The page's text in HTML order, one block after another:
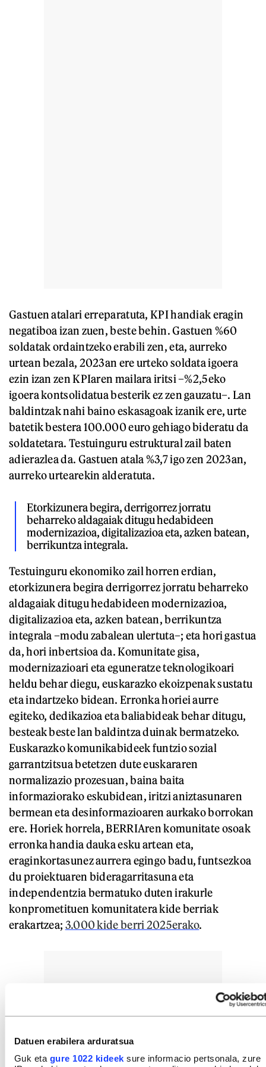
Datuen erabilera arduratsua
Guk eta gure 1022 kideek sure informacio pertsonala, zure
Gastuen atalari erreparatuta, KPI handiak eragin
negatiboa izan zuen, beste behin. Gastuen %60
soldatak ordaintzeko erabili zen, eta, aurreko
urtean bezala, 2023an ere urteko soldata igoera
ezin izan zen KPIaren mailara iritsi –%2,5eko
igoera kontsolidatua besterik ez zen gauzatu–. Lan
baldintzak nahi baino eskasagoak izanik ere, urte
batetik bestera 100.000 euro gehiago bideratu da
soldatetara. Testuinguru estruktural zail baten
adierazlea da. Gastuen atala %3,7 igo zen 2023an,
aurreko urtearekin alderatuta.
Etorkizunera begira, derrigorrez jorratu
beharreko aldagaiak ditugu hedabideen
modernizazioa, digitalizazioa eta, azken batean,
berrikuntza integrala.
Testuinguru ekonomiko zail horren erdian,
etorkizunera begira derrigorrez jorratu beharreko
aldagaiak ditugu hedabideen modernizazioa,
digitalizazioa eta, azken batean, berrikuntza
integrala –modu zabalean ulertuta–; eta hori gastua
da, hori inbertsioa da. Komunitate gisa,
modernizazioari eta eguneratze teknologikoari
heldu behar diegu, euskarazko ekoizpenak sustatu
eta indartzeko bidean. Erronka horiei aurre
egiteko, dedikazioa eta baliabideak behar ditugu,
besteak beste lan baldintza duinak bermatzeko.
Euskarazko komunikabideek funtzio sozial
garrantzitsua betetzen dute euskararen
normalizazio prozesuan, baina baita
informaziorako eskubidean, iritzi aniztasunaren
bermean eta desinformazioaren aurkako borrokan
ere. Horiek horrela, BERRIAren komunitate osoak
erronka handia dauka esku artean eta,
eraginkortasunez aurrera egingo badu, funtsezkoa
du proiektuaren bideragarritasuna eta
independentzia bermatuko duten irakurle
konprometituen komunitatera kide berriak
erakartzea; 3.000 kide berri 2025erako.